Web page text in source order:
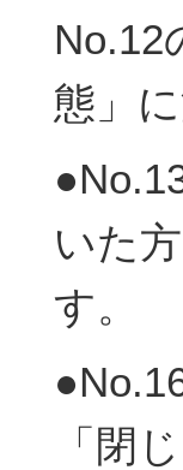
No.12
態」
いた
す。
「閉